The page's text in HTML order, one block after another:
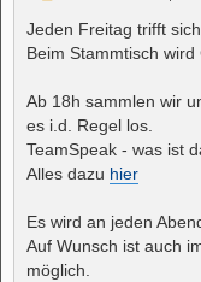
i
t
r
Jeden Freitag trifft
Beim Stammtisch
Ab 18h sammlen wir
es i.d. Regel los.
TeamSpeak - was ist
Alles dazu hier
Es wird an jeden
Auf Wunsch ist auch
möglich.